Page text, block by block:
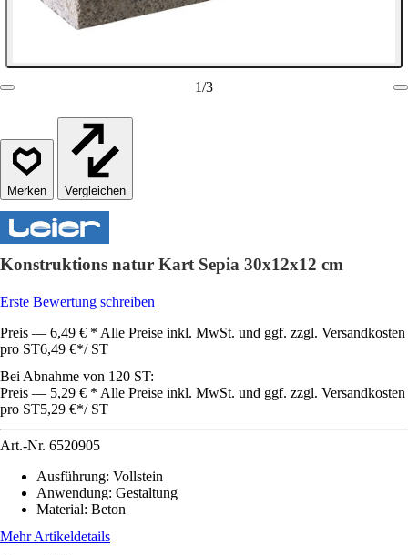
1/3
Vergleichen
Konstruktions natur Kart Sepia 30x12x12 cm
Erste Bewertung schreiben
Preis — 6,49 € * Alle Preise inkl. MwSt. und ggf. zzgl. Versandkosten
pro ST6,49 €*/ ST
Bei Abnahme von 120 ST:
Preis — 5,29 € * Alle Preise inkl. MwSt. und ggf. zzgl. Versandkosten
pro ST5,29 €*/ ST
Art.-Nr. 6520905
Ausführung: Vollstein
Anwendung: Gestaltung
Material: Beton
Mehr Artikeldetails